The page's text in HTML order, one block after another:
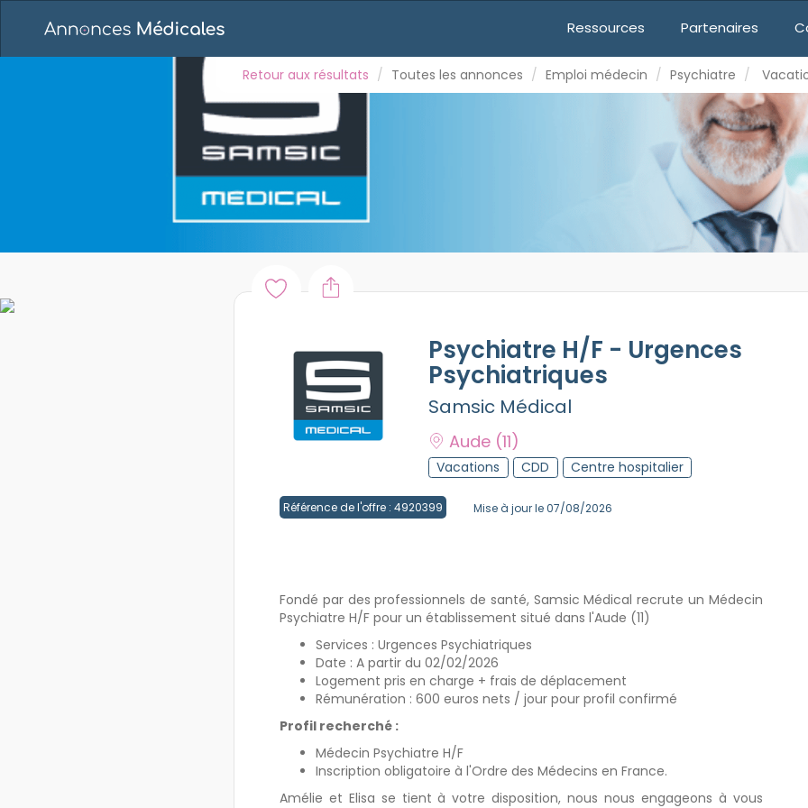
Ressources Partenaires
Retour aux résultats Toutes les annonces Emploi médecin Psychiatre
Psychiatre H/F - Urgences
Psychiatriques
Samsic Médical
Aude (11)
Vacations CDD Centre hospitalier
Référence de l'offre : 4920399 Mise à jour le 07/08/2026
Fondé par des professionnels de santé, Samsic Médical recrute un Médecin
Psychiatre H/F pour un établissement situé dans l'Aude (11)
Services : Urgences Psychiatriques
Date : A partir du 02/02/2026
Logement pris en charge + frais de déplacement
Rémunération : 600 euros nets / jour pour profil confirmé
Profil recherché :
Médecin Psychiatre H/F
Inscription obligatoire à l'Ordre des Médecins en France.
Amélie et Elisa se tient à votre disposition, nous nous engageons à vous
Retour aux résultats
PSYCHIATRE H/F - URGENCES PSYCHIATRIQUES